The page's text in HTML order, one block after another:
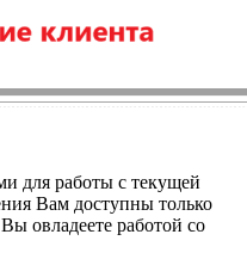
для работы с текущей
Вам доступны только
овладеете работой со